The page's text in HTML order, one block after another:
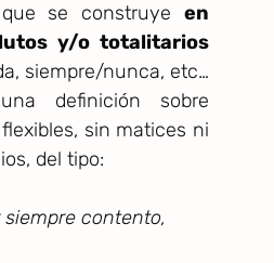
se construye en
y/o totalitarios
siempre/nunca, etc…
definición sobre
sin matices ni
del tipo:
contento,